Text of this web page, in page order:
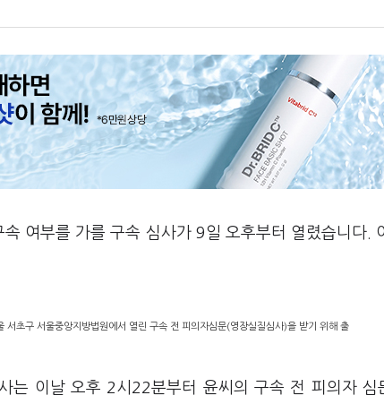
여부를 가를 구속 심사가 9일 오후부터 열렸습니다.
서초구 서울중앙지방법원에서 열린 구속 전 피의자심문(영장실질심사)을 받기 위해 출
는 이날 오후 2시22분부터 윤씨의 구속 전 피의자 심